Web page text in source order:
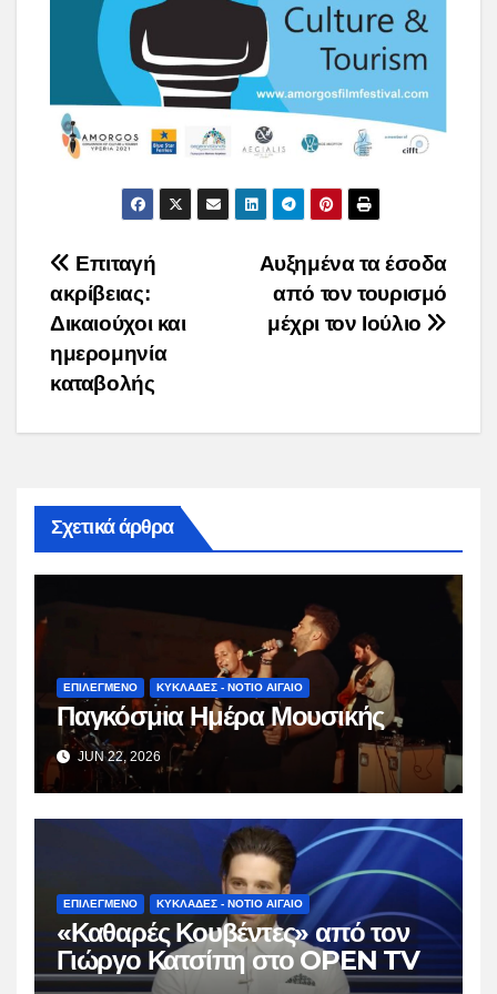
Post
navigation
Αυξημένα τα έσοδα
από τον τουρισμό
μέχρι τον Ιούλιο
Επιταγή
ακρίβειας:
Δικαιούχοι και
ημερομηνία
καταβολής
Σχετικά άρθρα
ΕΠΙΛΕΓΜΕΝΟ ΚΥΚΛΑΔΕΣ - ΝΟΤΙΟ ΑΙΓΑΙΟ
Παγκόσμια Ημέρα Μουσικής
JUN 22, 2026
ΕΠΙΛΕΓΜΕΝΟ ΚΥΚΛΑΔΕΣ - ΝΟΤΙΟ ΑΙΓΑΙΟ
«Καθαρές Κουβέντες» από τον
Γιώργο Κατσίπη στο OPEN TV